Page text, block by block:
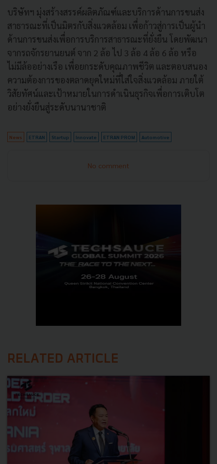
บริษัทฯ มุ่งสร้างสรรค์ผลิตภัณฑ์และบริการด้านการขนส่ง
สาธารณะที่เป็นมิตรกับสิ่งแวดล้อม เพื่อก้าวสู่การเป็นผู้นำ
ด้านการขนส่งเพื่อการบริการสาธารณะที่ยั่งยืน โดยพัฒนา
จากรถจักรยานยนต์ จาก 2 ล้อ ไป 3 ล้อ 4 ล้อ 6 ล้อ หรือ
ไม่มีล้ออย่างเรือ เพื่อยกระดับคุณภาพชีวิต และตอบสนอง
ความต้องการของตลาดยุคใหม่ที่ใส่ใจสิ่งแวดล้อม ภายใต้
วิสัยทัศน์และเป้าหมายในการดำเนินธุรกิจเพื่อการเติบโต
อย่างยั่งยืนสู่ระดับนานาชาติ
News ETRAN Startup Innovate ETRAN PROM Automotive
No comment
RELATED ARTICLE